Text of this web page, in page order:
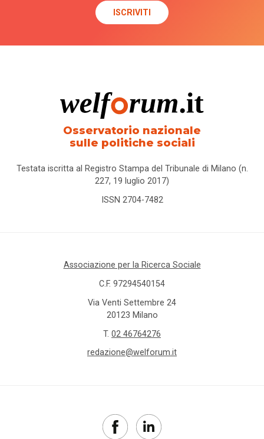
Osservatorio nazionale
sulle politiche sociali
Testata iscritta al Registro Stampa del Tribunale di Milano (n.
227, 19 luglio 2017)
ISSN 2704-7482
Associazione per la Ricerca Sociale
C.F. 97294540154
Via Venti Settembre 24
20123 Milano
T. 02 46764276
redazione@welforum.it